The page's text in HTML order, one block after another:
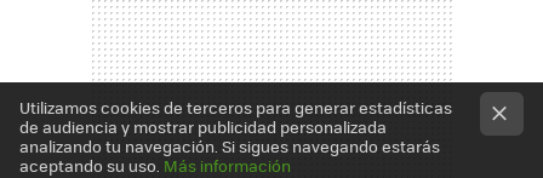
Utilizamos cookies de terceros para generar estadísticas
de audiencia y mostrar publicidad personalizada
analizando tu navegación. Si sigues navegando estarás
aceptando su uso. Más información